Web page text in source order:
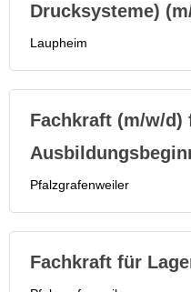
Drucksysteme)
Laupheim
Fachkraft (m/w/
Pfalzgrafenweiler
Fachkraft für